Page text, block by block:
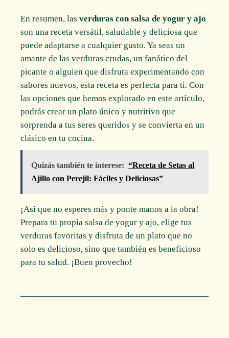
En resumen, lasverduras con salsa de yogur y ajo
son una receta versátil, saludable y deliciosa que
puede adaptarse a cualquier gusto. Ya seas un
amante de las verduras crudas, un fanático del
picante o alguien que disfruta experimentando con
sabores nuevos, esta receta es perfecta para ti. Con
las opciones que hemos explorado en este artículo,
podrás crear un plato único y nutritivo que
sorprenda a tus seres queridos y se convierta en un
clásico en tu cocina.
Quizás también te interese: “Receta de Setas al
Ajillo con Perejil: Fáciles y Deliciosas”
¡Así que no esperes más y ponte manos a la obra!
Prepara tu propia salsa de yogur y ajo, elige tus
verduras favoritas y disfruta de un plato que no
solo es delicioso, sino que también es beneficioso
para tu salud. ¡Buen provecho!